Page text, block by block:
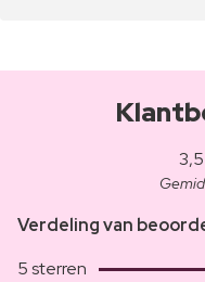
3,5
Verdeling van
5 sterren